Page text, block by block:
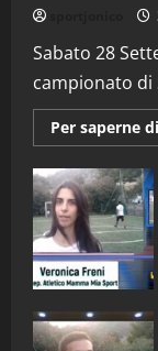
Sabato 28
campionato di
Per saperne
2
3